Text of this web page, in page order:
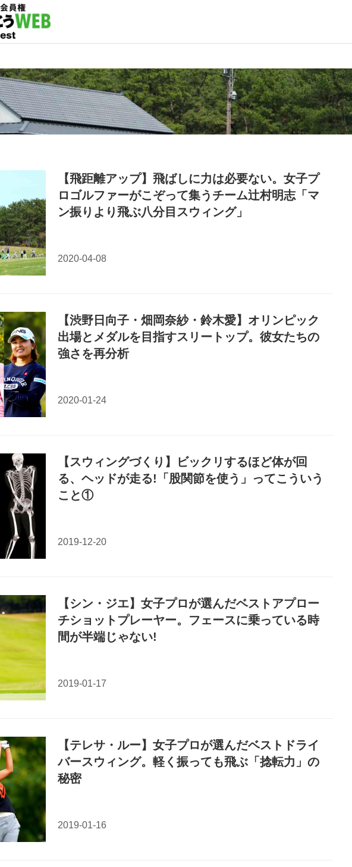
【飛距離アップ】飛ばしに力は必要ない。女子プ
ロゴルファーがこぞって集うチーム辻村明志「マ
ン振りより飛ぶ八分目スウィング」
【渋野日向子・畑岡奈紗・鈴木愛】オリンピック
出場とメダルを目指すスリートップ。彼女たちの
強さを再分析
【スウィングづくり】ビックリするほど体が回
る、ヘッドが走る!「股関節を使う」ってこういう
こと①
【シン・ジエ】女子プロが選んだベストアプロー
チショットプレーヤー。フェースに乗っている時
間が半端じゃない!
【テレサ・ルー】女子プロが選んだベストドライ
バースウィング。軽く振っても飛ぶ「捻転力」の
秘密